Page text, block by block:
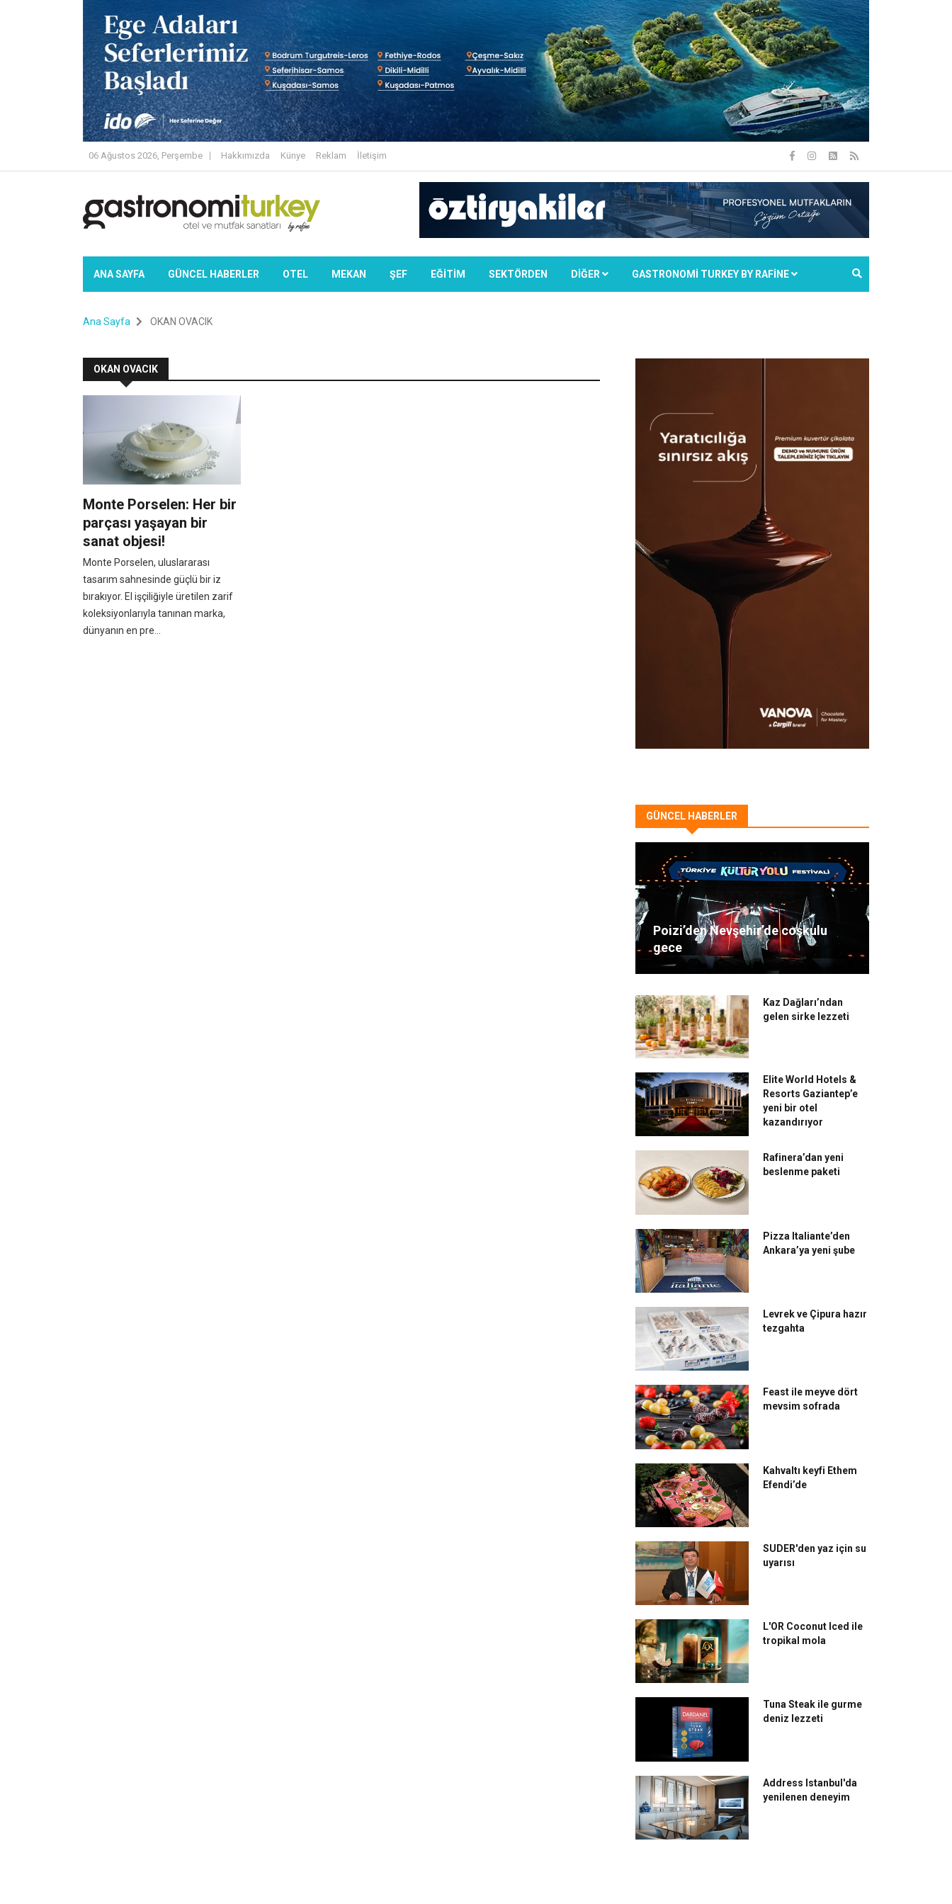
06 Ağustos 2026, Perşembe Hakkımızda Künye Reklam İletişim
ANA SAYFA GÜNCEL HABERLER OTEL MEKAN ŞEF EĞİTİM SEKTÖRDEN DIĞER GASTRONOMİ TURKEY BY RAFİNE
Ana Sayfa OKAN OVACIK
OKAN OVACIK
Monte Porselen: Her bir
parçası yaşayan bir
sanat objesi!
Monte Porselen, uluslararası
tasarım sahnesinde güçlü bir iz
bırakıyor. El işçiliğiyle üretilen zarif
koleksiyonlarıyla tanınan marka,
dünyanın en pre...
GÜNCEL HABERLER
Poizi’den Nevşehir’de coşkulu
gece
Kaz Dağları’ndan
gelen sirke lezzeti
Elite World Hotels &
Resorts Gaziantep’e
yeni bir otel
kazandırıyor
Rafinera’dan yeni
beslenme paketi
Pizza Italiante’den
Ankara’ya yeni şube
Levrek ve Çipura hazır
tezgahta
Feast ile meyve dört
mevsim sofrada
Kahvaltı keyfi Ethem
Efendi’de
SUDER'den yaz için su
uyarısı
L'OR Coconut Iced ile
tropikal mola
Tuna Steak ile gurme
deniz lezzeti
Address Istanbul'da
yenilenen deneyim